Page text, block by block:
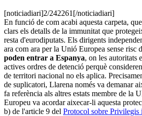
[noticiadiari]2/242261[/noticiadiari]
En funció de com acabi aquesta carpeta,
clars els detalls de la immunitat que
resta d'eurodiputats. Els dirigents
ara com ara per la Unió Europea sense risc
poden entrar a Espanya, on les autoritats
actives ordres de detenció perquè
de territori nacional no els aplica.
de suplicatori, Llarena només va demanar
fa referència als altres estats membre de la
Europeu va acordar aixecar-li aquesta
b) de l'article 9 del Protocol sobre